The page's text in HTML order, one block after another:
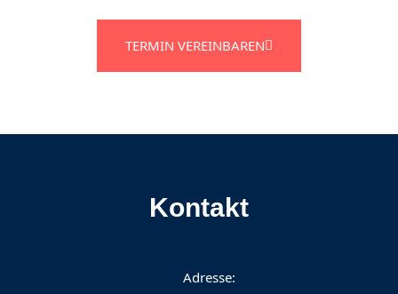
TERMIN VEREINBAREN
Kontakt
Adresse: